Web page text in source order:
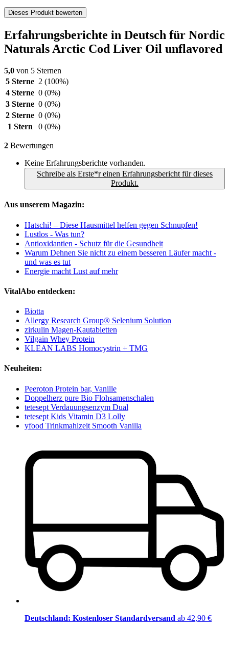
Dieses Produkt bewerten
Erfahrungsberichte in Deutsch für Nordic
Naturals Arctic Cod Liver Oil unflavored
5,0 von 5 Sternen
5 Sterne 2 (100%)
4 Sterne 0 (0%)
3 Sterne 0 (0%)
2 Sterne 0 (0%)
1 Stern
0 (0%)
2 Bewertungen
Keine Erfahrungsberichte vorhanden.
Schreibe als Erste*r einen Erfahrungsbericht für dieses
Produkt.
Aus unserem Magazin:
Hatschi! – Diese Hausmittel helfen gegen Schnupfen!
Lustlos - Was tun?
Antioxidantien - Schutz für die Gesundheit
Warum Dehnen Sie nicht zu einem besseren Läufer macht -
und was es tut
Energie macht Lust auf mehr
VitalAbo entdecken:
Biotta
Allergy Research Group® Selenium Solution
zirkulin Magen-Kautabletten
Vilgain Whey Protein
KLEAN LABS Homocystrin + TMG
Neuheiten:
Peeroton Protein bar, Vanille
Doppelherz pure Bio Flohsamenschalen
tetesept Verdauungsenzym Dual
tetesept Kids Vitamin D3 Lolly
yfood Trinkmahlzeit Smooth Vanilla
Deutschland: Kostenloser Standardversand ab 42,90 €